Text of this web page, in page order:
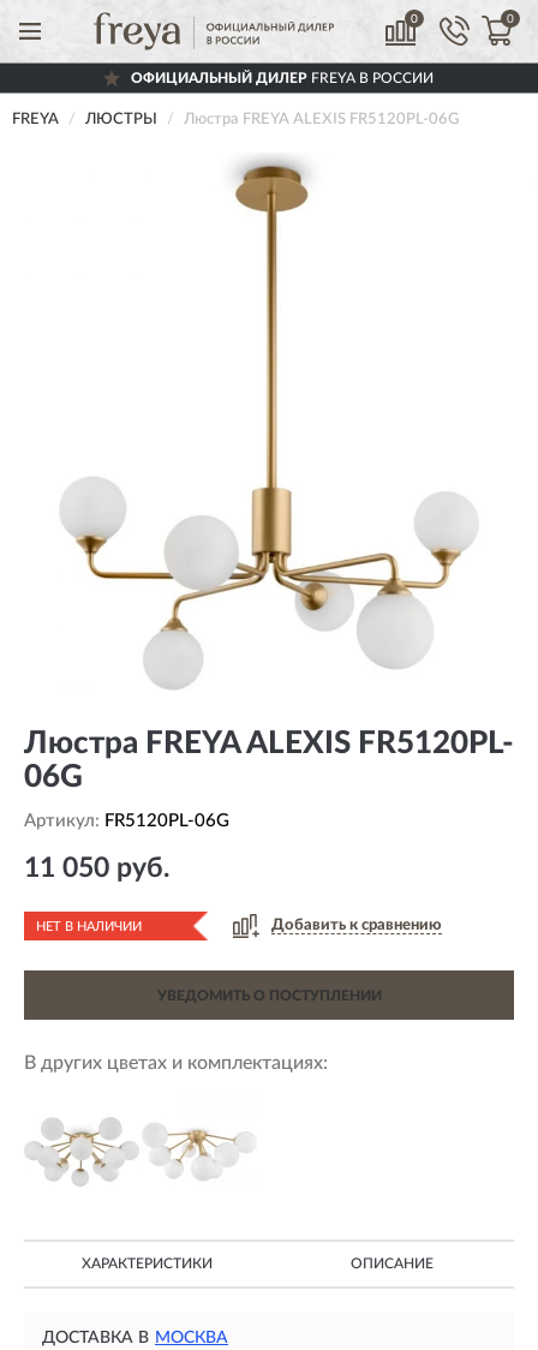
0 0
ОФИЦИАЛЬНЫЙ ДИЛЕРFREYA В РОССИИ
FREYA ЛЮСТРЫ Люстра FREYA ALEXIS FR5120PL-06G
Люстра FREYA ALEXIS FR5120PL-
06G
Артикул: FR5120PL-06G
11 050 руб.
НЕТ В НАЛИЧИИ Добавить к сравнению
УВЕДОМИТЬ О ПОСТУПЛЕНИИ
В других цветах и комплектациях:
ХАРАКТЕРИСТИКИ ОПИСАНИЕ
ДОСТАВКА В МОСКВА